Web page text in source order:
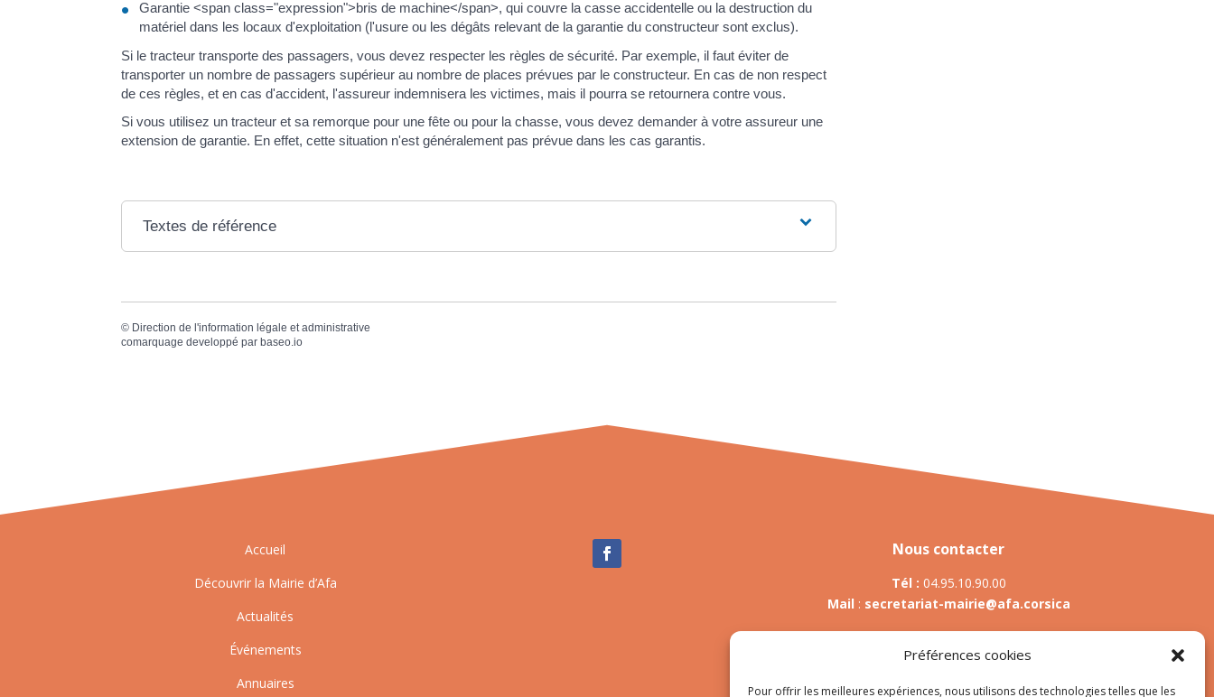
Préférences cookies
Pour offrir les meilleures expériences, nous utilisons des technologies telles que les
Garantie <span class="expression">bris de machine</span>, qui couvre la casse accidentelle ou la destruction du
matériel dans les locaux d'exploitation (l'usure ou les dégâts relevant de la garantie du constructeur sont exclus).
Si le tracteur transporte des passagers, vous devez respecter les règles de sécurité. Par exemple, il faut éviter de
transporter un nombre de passagers supérieur au nombre de places prévues par le constructeur. En cas de non respect
de ces règles, et en cas d'accident, l'assureur indemnisera les victimes, mais il pourra se retournera contre vous.
Si vous utilisez un tracteur et sa remorque pour une fête ou pour la chasse, vous devez demander à votre assureur une
extension de garantie. En effet, cette situation n'est généralement pas prévue dans les cas garantis.
Textes de référence
© Direction de l'information légale et administrative
comarquage developpé par baseo.io
Accueil
Découvrir la Mairie d’Afa
Actualités
Événements
Annuaires
Nous contacter
Tél : 04.95.10.90.00
Mail : secretariat-mairie@afa.corsica
785 Strada d’Afà – Merria 20167 Afa